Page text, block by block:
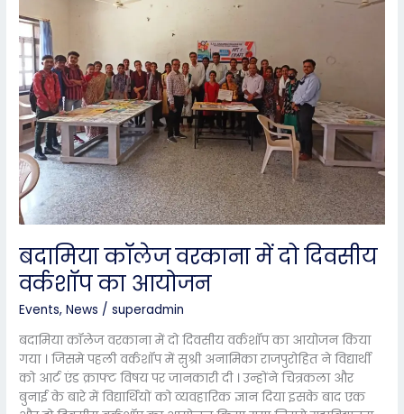
बदामिया कॉलेज वरकाना में दो दिवसीय
वर्कशॉप का आयोजन
Events,News /superadmin
बदामिया कॉलेज वरकाना में दो दिवसीय वर्कशॉप का आयोजन किया
गया । जिसमे पहली वर्कशॉप में सुश्री अनामिका राजपुरोहित ने विद्यार्थी
को आर्ट एंड क्राफ्ट विषय पर जानकारी दी । उन्होंने चित्रकला और
बुनाई के बारे में विद्यार्थियों को व्यवहारिक ज्ञान दिया इसके बाद एक
में
दो
दिवसीय
वर्कशॉप
का
आयोजन